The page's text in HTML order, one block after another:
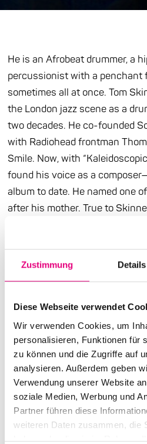
Zustimmung Details
Diese Webseite verwendet
Wir verwenden Cookies, um
personalisieren, Funktionen für
zu können und die Zugriffe auf
analysieren. Außerdem geben
Verwendung unserer Website
soziale Medien, Werbung und
Partner führen diese
weiteren Daten zusammen, die
He is an Afrobeat drummer, a
percussionist with a penchant
sometimes all at once. Tom
the London jazz scene as a
two decades. He co-founded
with Radiohead frontman
Smile. Now, with
found his voice as a
album to date. He named one
after his mother. True to
compositions move between
rhythms, often meditative,
quintet’s improvisations.
support the melodic lines. One
album as a quiet
thoughtful that you can